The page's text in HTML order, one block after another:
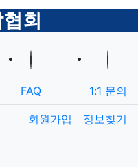
회
FAQ 1:1 문의
회원가입
정보찾기